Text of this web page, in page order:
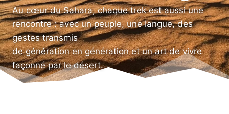
Au cœur du Sahara, chaque trek est aussi une
rencontre : avec un peuple, une langue, des
gestes transmis
de génération en génération et un art de vivre
façonné par le désert.